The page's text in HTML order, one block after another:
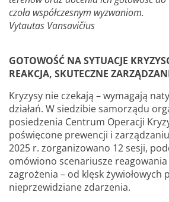
czoła współczesnym wyzwaniom.
Vytautas Vansavičius
GOTOWOŚĆ NA SYTUACJE
REAKCJA, SKUTECZNE
Kryzysy nie czekają – wymagają
działań. W siedzibie samorządu
posiedzenia Centrum Operacji
poświęcone prewencji i
2025 r. zorganizowano 12 sesji,
omówiono scenariusze
zagrożenia – od klęsk żywiołowych
nieprzewidziane zdarzenia.